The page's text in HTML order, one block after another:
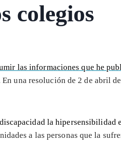
colegios
las informaciones que he
En una resolución de 2 de abril
discapacidad la hipersensibilidad
a las personas que la